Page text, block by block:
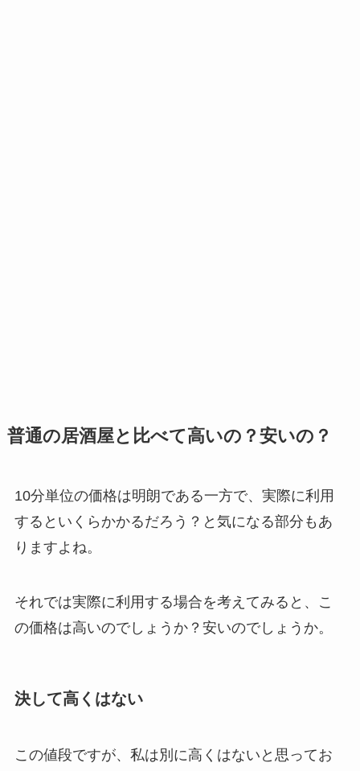
普通の居酒屋と比べて高いの？安いの？
10分単位の価格は明朗である一方で、実際に利用
するといくらかかるだろう？と気になる部分もあ
りますよね。
それでは実際に利用する場合を考えてみると、こ
の価格は高いのでしょうか？安いのでしょうか。
決して高くはない
この値段ですが、私は別に高くはないと思ってお